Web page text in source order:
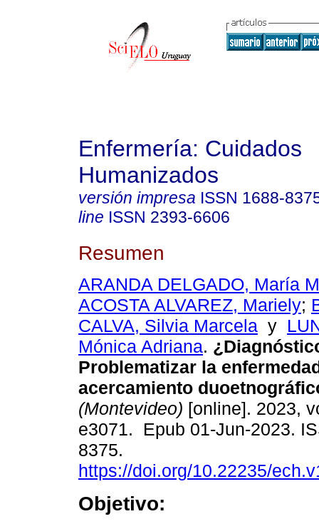
Enfermería: Cuidados
Humanizados
versión impresa ISSN 1688-
line ISSN 2393-6606
Resumen
ARANDA DELGADO, María
ACOSTA ALVAREZ, Mariely;
CALVA, Silvia Marcela y
Mónica Adriana.
Problematizar la
acercamiento
(Montevideo) [online]. 2023,
e3071. Epub 01-Jun-2023.
8375.
https://doi.org/10.22235/
Objetivo: